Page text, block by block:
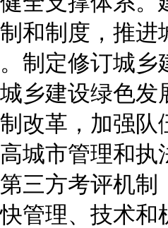
和制度，推
制定修订城
乡建设绿色
改革，加强
城市管理和
三方考评机
管理、技术